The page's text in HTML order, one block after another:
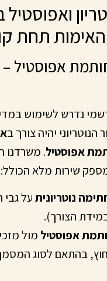
האימות תחת
אפוסטיל
נדרש לשימוש
יהיה צורך ב
אפוסטיל. משרדנו
שירות מלא הכולל:
נוטריוניתעל
הצורך).
אפוסטיל מול
בהתאם לסוג